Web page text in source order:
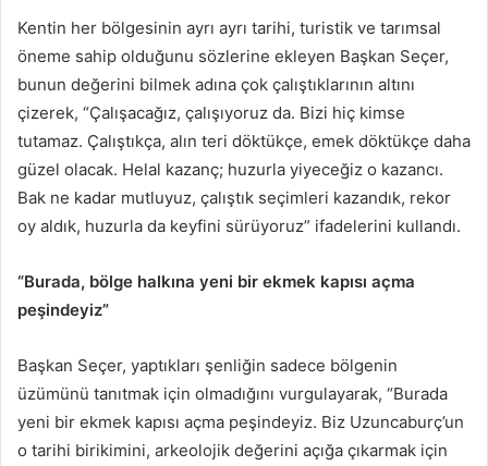
Kentin her bölgesinin ayrı ayrı tarihi, turistik ve tarımsal
öneme sahip olduğunu sözlerine ekleyen Başkan Seçer,
bunun değerini bilmek adına çok çalıştıklarının altını
çizerek, “Çalışacağız, çalışıyoruz da. Bizi hiç kimse
tutamaz. Çalıştıkça, alın teri döktükçe, emek döktükçe daha
güzel olacak. Helal kazanç; huzurla yiyeceğiz o kazancı.
Bak ne kadar mutluyuz, çalıştık seçimleri kazandık, rekor
oy aldık, huzurla da keyfini sürüyoruz” ifadelerini kullandı.
“Burada, bölge halkına yeni bir ekmek kapısı açma
peşindeyiz”
Başkan Seçer, yaptıkları şenliğin sadece bölgenin
üzümünü tanıtmak için olmadığını vurgulayarak, “Burada
yeni bir ekmek kapısı açma peşindeyiz. Biz Uzuncaburç’un
o tarihi birikimini, arkeolojik değerini açığa çıkarmak için